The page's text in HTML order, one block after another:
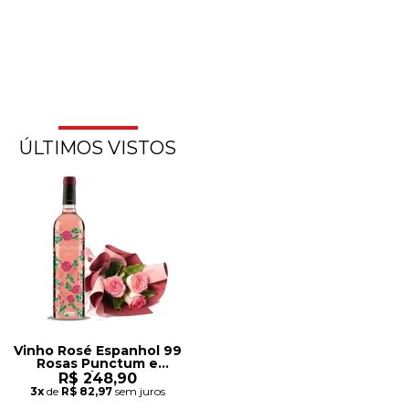
ÚLTIMOS VISTOS
Vinho Rosé Espanhol 99
Rosas Punctum e
Buque de 3 Rosas
R$ 248,90
3xde R$ 82,97sem juros